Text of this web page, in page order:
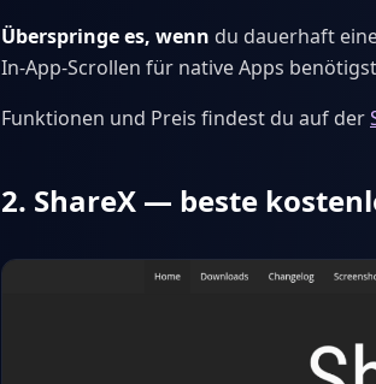
Überspringe es, wenn du dauerhaft
In-App-Scrollen für native Apps
Funktionen und Preis findest du auf der
2. ShareX — beste